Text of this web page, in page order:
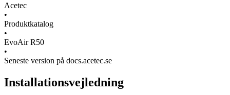
Acetec
•
Produktkatalog
•
EvoAir R50
•
Seneste version på docs.acetec.se
Installationsvejledning